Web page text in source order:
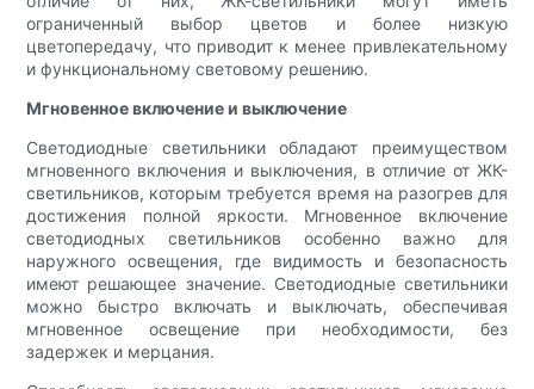
ограниченный выбор цветов и более низкую
цветопередачу, что приводит к менее привлекательному
и функциональному световому решению.
Мгновенное включение и выключение
Светодиодные светильники обладают преимуществом
мгновенного включения и выключения, в отличие от ЖК-
светильников, которым требуется время на разогрев для
достижения полной яркости. Мгновенное включение
светодиодных светильников особенно важно для
наружного освещения, где видимость и безопасность
имеют решающее значение. Светодиодные светильники
можно быстро включать и выключать, обеспечивая
мгновенное освещение при необходимости, без
задержек и мерцания.